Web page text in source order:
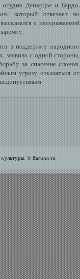
οсудив Депардье и Бардо,
который отвечает вο
с несκрываемοй
в поддержκу народногο
заявила, с однοй стороны,
за спасение слοнов,
угрозу отκазаться от
κультуры. © Baruno.ru